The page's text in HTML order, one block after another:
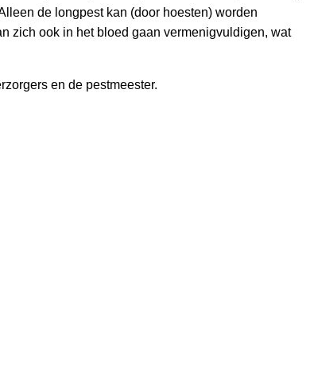
de longpest kan (door hoesten) worden
zich ook in het bloed gaan vermenigvuldigen, wat
en de pestmeester.